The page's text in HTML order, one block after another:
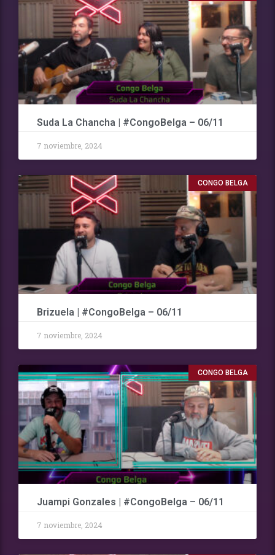
Suda La Chancha | #CongoBelga – 06/11
7 noviembre, 2024
CONGO BELGA
Brizuela | #CongoBelga – 06/11
7 noviembre, 2024
CONGO BELGA
Juampi Gonzales | #CongoBelga – 06/11
7 noviembre, 2024